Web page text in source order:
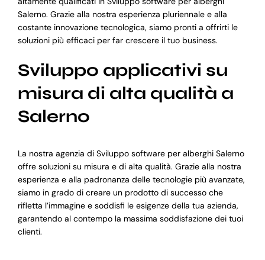
Salerno. Grazie alla nostra esperienza pluriennale e alla
costante innovazione tecnologica, siamo pronti a offrirti le
soluzioni più efficaci per far crescere il tuo business.
Sviluppo applicativi su
misura di alta qualità a
Salerno
La nostra agenzia di Sviluppo software per alberghi Salerno
offre soluzioni su misura e di alta qualità. Grazie alla nostra
esperienza e alla padronanza delle tecnologie più avanzate,
siamo in grado di creare un prodotto di successo che
rifletta l’immagine e soddisfi le esigenze della tua azienda,
garantendo al contempo la massima soddisfazione dei tuoi
clienti.